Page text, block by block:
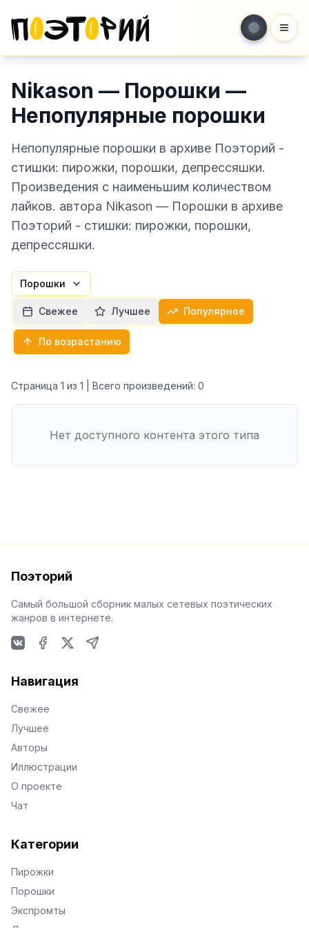
Nikason — Порошки —
Непопулярные порошки
Непопулярные порошки в архиве Поэторий -
стишки: пирожки, порошки, депрессяшки.
Произведения с наименьшим количеством
лайков. автора Nikason — Порошки в архиве
Поэторий - стишки: пирожки, порошки,
депрессяшки.
Порошки
Свежее Лучшее Популярное
По возрастанию
Страница 1 из 1 | Всего произведений: 0
Нет доступного контента этого типа
Поэторий
Самый большой сборник малых сетевых поэтических
жанров в интернете.
Навигация
Свежее
Лучшее
Авторы
Иллюстрации
О проекте
Чат
Категории
Пирожки
Порошки
Экспромты